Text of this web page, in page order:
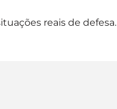
reais de defesa.